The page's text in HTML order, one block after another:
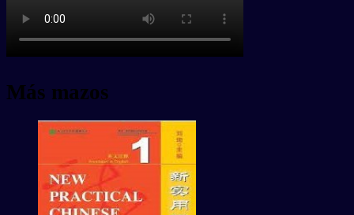
Más mazos